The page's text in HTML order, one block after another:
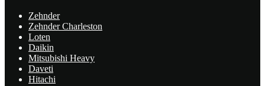
Zehnder
Zehnder Charleston
Loten
Daikin
Mitsubishi Heavy
Daveti
Hitachi